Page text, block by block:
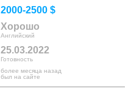
2000-2500 $
Хорошо
Английский
25.03.2022
Готовность
более месяца назад
был на сайте